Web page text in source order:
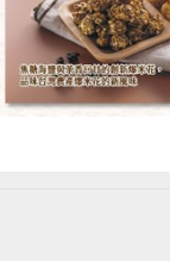
存下肌力，讓每
報名！